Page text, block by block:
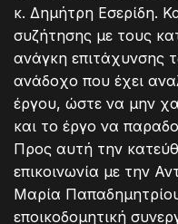
κ. Δημήτρη Εσερίδη.
συζήτησης με τους
ανάγκη επιτάχυνσης
ανάδοχο που έχει
έργου, ώστε να μην
και το έργο να
Προς αυτή την
επικοινωνία με την
Μαρία
εποικοδομητική